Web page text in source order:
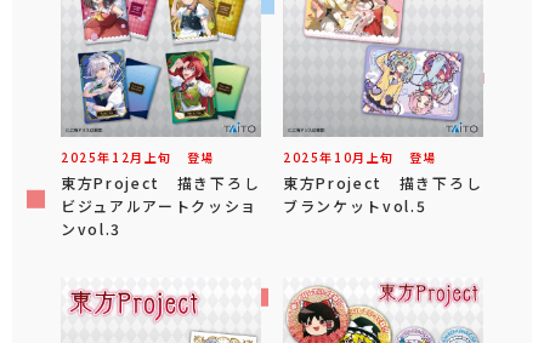
2025年 12 月 上旬 登場
東方Project 描き下ろし
ビジュアルアートクッショ
ンvol.3
2025年 10月 上旬 登場
東方Project 描き下ろし
ブランケットvol.5